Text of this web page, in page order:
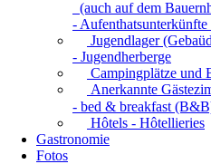
(auch auf dem
-
Jugendlager
- Jugendherberge
Campingplätze und
Anerkannte
- bed & breakfast
Hôtels - Hôtellieries
Gastronomie
Fotos